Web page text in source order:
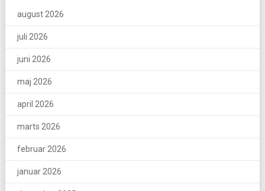
august 2026
juli 2026
juni 2026
maj 2026
april 2026
marts 2026
februar 2026
januar 2026